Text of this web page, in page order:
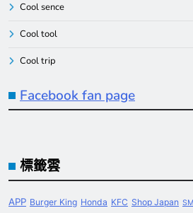
Cool sence
Cool tool
Cool trip
Facebook fan page
標籤雲
APP Burger King Honda KFC Shop Japan